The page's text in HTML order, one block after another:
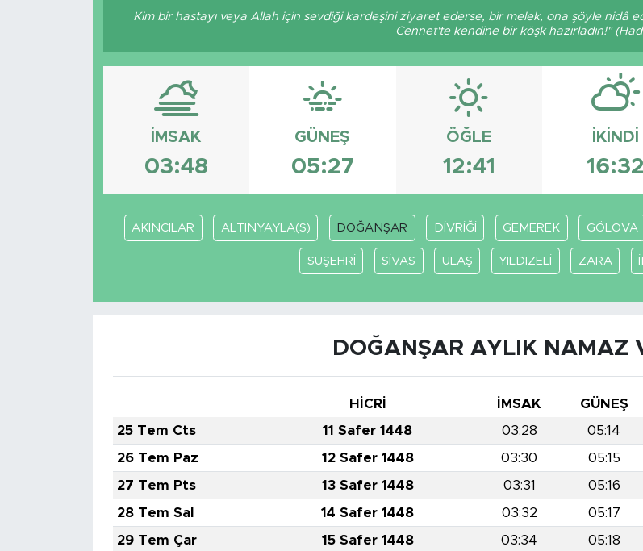
Kim bir hastayı veya Allah için sevdiği kardeşini ziyaret ederse, bir melek, ona şöyle nidâ
Cennet'te kendine bir köşk hazırladın!"
İMSAK
03:48
GÜNEŞ
05:27
ÖĞLE
12:41
İKINDI
16:32
AKINCILAR ALTINYAYLA(S) DOĞANŞAR DİVRİĞİ GEMEREK GÖLOVA
SUŞEHRİ SİVAS ULAŞ YILDIZELİ ZARA
DOĞANŞAR AYLIK NAMAZ
HİCRİ İMSAK GÜNEŞ
25 Tem Cts
11 Safer 1448 03:28 05:14
26 Tem Paz
12 Safer 1448 03:30 05:15
27 Tem Pts
13 Safer 1448 03:31 05:16
28 Tem Sal
14 Safer 1448 03:32 05:17
29 Tem Çar
15 Safer 1448 03:34 05:18